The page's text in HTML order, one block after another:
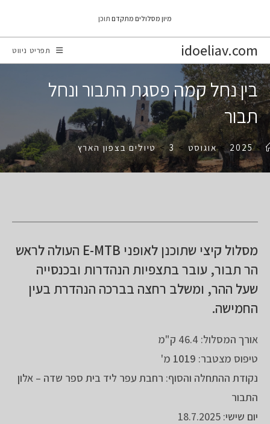
content
מיון מסלולים מתקדם תוכן
idoeliav.com תפריט ניווט
בין נחל קמה פסגת התבור ונחל
תבור
>
2025
> אוגוסט >
3
> טיולים בצפון הארץ
מסלול קיצי שתוכנן לאופני E-MTB העולה לראש
הר תבור, עובר בתצפיות הנהדרות ובכנסייה
שעל ההר, ומשלב רחצה בברכה הנהדרת בעין
החמישה.
אורך המסלול: 46.4 ק"מ
טיפוס מצטבר: 1019 מ'
נקודת ההתחלה והסוף: רחבת עפר ליד בית ספר שדה – אלון
התבור
יום שישי: 18.7.2025